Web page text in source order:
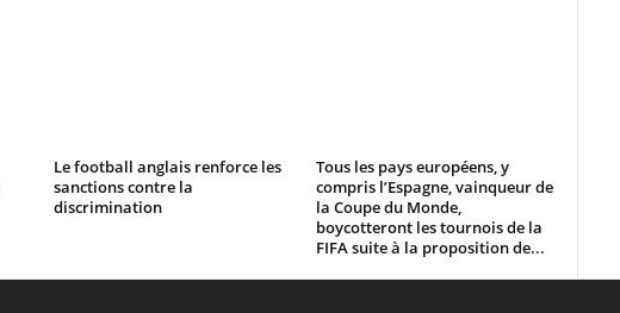
Le football anglais renforce les
sanctions contre la
discrimination
Tous les pays européens, y
compris l’Espagne, vainqueur de
la Coupe du Monde,
boycotteront les tournois de la
FIFA suite à la proposition de...